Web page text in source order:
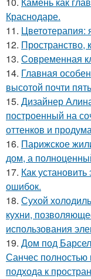
Краснодаре.
11. Цветотерапия:
12. Пространство,
13. Современная
14. Главная
высотой почти
15. Дизайнер
построенный на
оттенков и
16. Парижское
дом, а
17. Как
ошибок.
18. Сухой
кухни,
использования
19. Дом под
Санчес полностью
подхода к